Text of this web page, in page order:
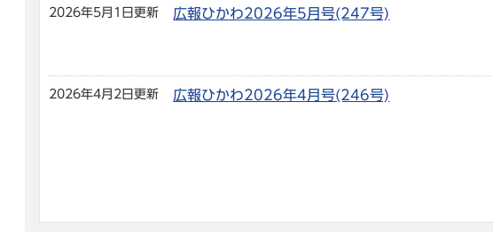
2026年5月1日更新 広報ひかわ2026年5月号(247号)
2026年4月2日更新 広報ひかわ2026年4月号(246号)